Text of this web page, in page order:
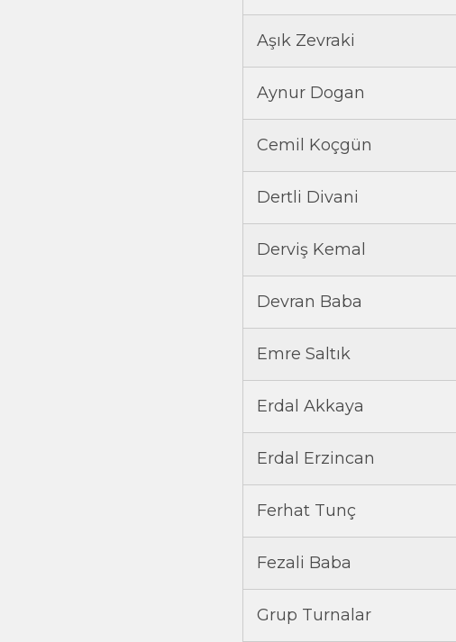
Aşık Zevraki
Aynur Dogan
Cemil Koçgün
Dertli Divani
Derviş Kemal
Devran Baba
Emre Saltık
Erdal Akkaya
Erdal Erzincan
Ferhat Tunç
Fezali Baba
Grup Turnalar